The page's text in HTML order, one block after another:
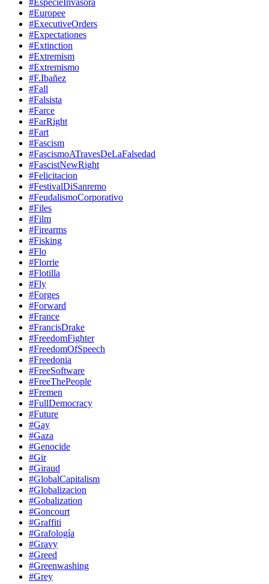
#EspecieInvasora
#Europee
#ExecutiveOrders
#Expectationes
#Extinction
#Extremism
#Extremismo
#F.Ibañez
#Fall
#Falsista
#Farce
#FarRight
#Fart
#Fascism
#FascismoATravesDeLaFalsedad
#FascistNewRight
#Felicitacion
#FestivalDiSanremo
#FeudalismoCorporativo
#Files
#Film
#Firearms
#Fisking
#Flo
#Florrie
#Flotilla
#Fly
#Forges
#Forward
#France
#FrancisDrake
#FreedomFighter
#FreedomOfSpeech
#Freedonia
#FreeSoftware
#FreeThePeople
#Fremen
#FullDemocracy
#Future
#Gay
#Gaza
#Genocide
#Gir
#Giraud
#GlobalCapitalism
#Globalizacion
#Gobalization
#Goncourt
#Graffiti
#Grafología
#Gravy
#Greed
#Greenwashing
#Grey